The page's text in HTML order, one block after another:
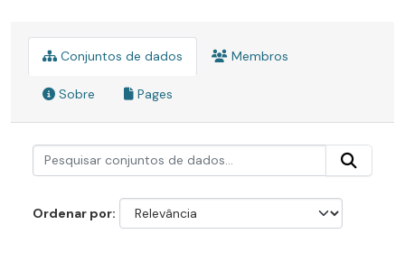
Conjuntos de dados Membros
Sobre Pages
Ordenar por